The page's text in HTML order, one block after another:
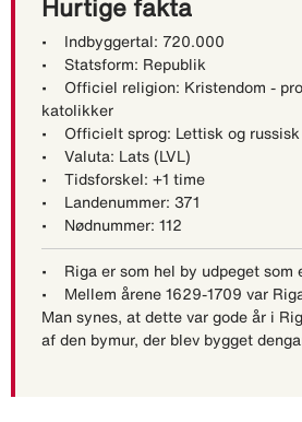
Hurtige fakta
• Indbyggertal: 720.000
• Statsform: Republik
• Officiel religion: Kristendom -
katolikker
• Officielt sprog: Lettisk og russisk
• Valuta: Lats (LVL)
• Tidsforskel: +1 time
• Landenummer: 371
• Nødnummer: 112
• Riga er som hel by udpeget som
• Mellem årene 1629-1709 var
Man synes, at dette var gode år i
af den bymur, der blev bygget